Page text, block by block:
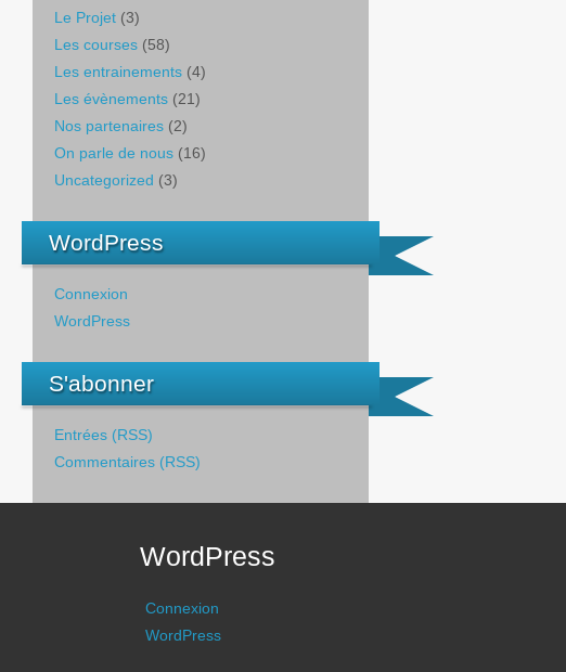
Le Projet (3)
Les courses (58)
Les entrainements (4)
Les évènements (21)
Nos partenaires (2)
On parle de nous (16)
Uncategorized (3)
WordPress
Connexion
WordPress
S'abonner
Entrées (RSS)
Commentaires (RSS)
WordPress
Connexion
WordPress